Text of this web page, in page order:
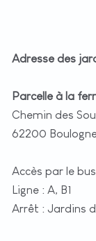
Adresse des
Parcelle à la
Chemin des
62200
Accès par le bus
Ligne : A, B1
Arrêt : Jardins